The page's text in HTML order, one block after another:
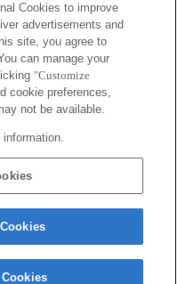
die Bildhelligkeit möglicherweise
auf [Aus].
anbringen, wird die MF-
den Fokussierring drehen. Sie
"Fokusvergrößerung" oder
einer Taste zuweisen.
Sie dunkle Szenen aufnehmen
befindet oder deutlich unscharf
Cookies to improve
advertisements and
site, you agree to
can manage your
"Customize
cookie preferences,
not be available.
information.